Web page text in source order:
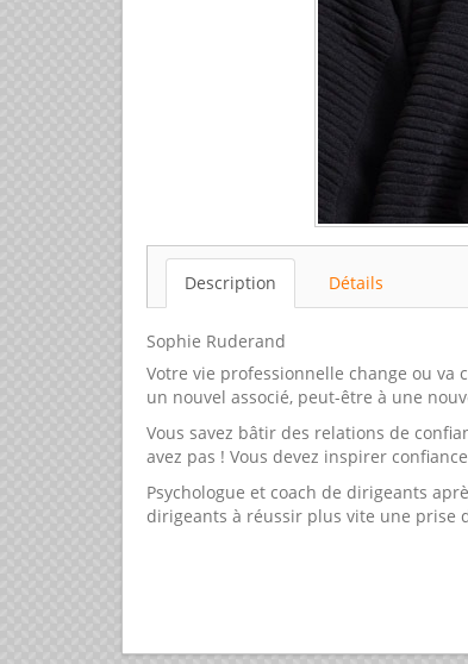
Description Détails
Sophie Ruderand
Votre vie professionnelle change ou va
un nouvel associé, peut-être à une
Vous savez bâtir des relations de
avez pas ! Vous devez inspirer
Psychologue et coach de dirigeants
dirigeants à réussir plus vite une prise